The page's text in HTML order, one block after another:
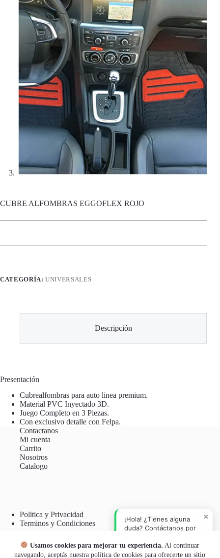
Usamos cookies para mejorar tu experiencia. Al continuar
navegando, aceptás nuestra política de cookies para ofrecerte un sitio
CUBRE ALFOMBRAS EGGOFLEX ROJO
CATEGORÍA:UNIVERSALES
Descripción
Presentación
Cubrealfombras para auto linea premium.
Material PVC Inyectado 3D.
Juego Completo en 3 Piezas.
Con exclusivo detalle con Felpa.
Contactanos
Mi cuenta
Carrito
Nosotros
Catalogo
Politica y Privacidad
Terminos y Condiciones
Botón Arrepentimiento
×
¡Hola! ¿Tienes alguna
duda? Contáctanos por